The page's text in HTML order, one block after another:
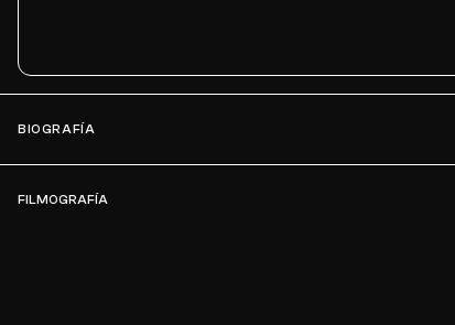
BIOGRAFÍA
FILMOGRAFÍA